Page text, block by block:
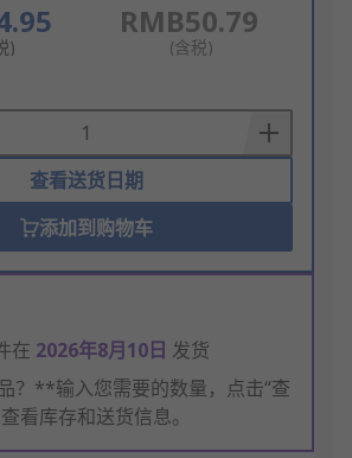
)
RMB50.79
(含税)
查看送货日期
添加到购物车
在 2026年8月10日 发货
？**输入您需要的数量，点击“查
看库存和送货信息。